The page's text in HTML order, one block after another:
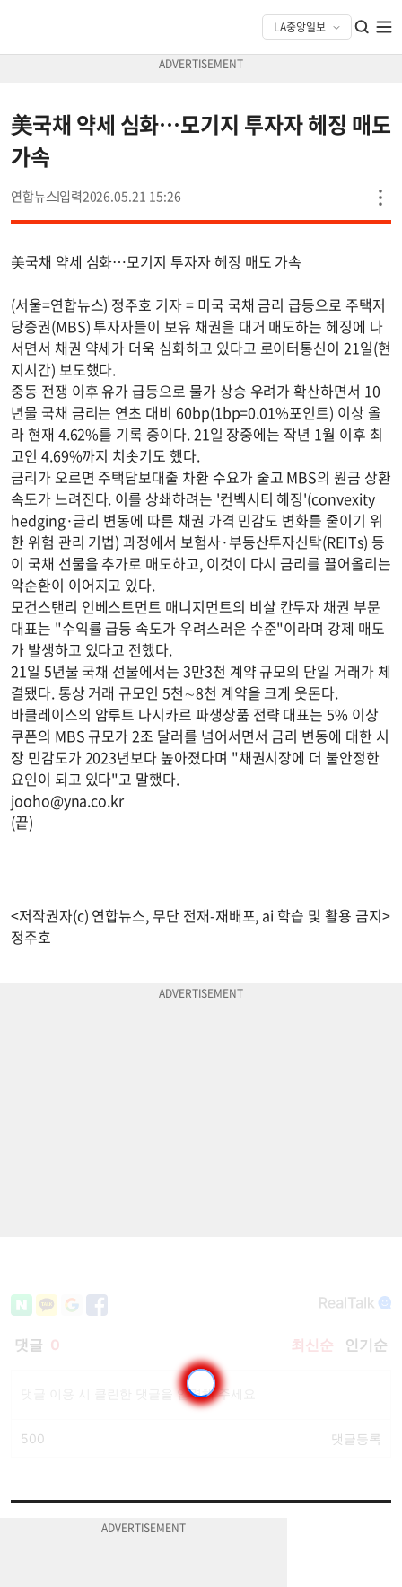
美국채 약세 심화…모기지 투자자 헤징 매도
가속
연합뉴스 2026.05.21 15:26
美국채 약세 심화…모기지 투자자 헤징 매도 가속
(서울=연합뉴스) 정주호 기자 = 미국 국채 금리 급등으로 주택저
당증권(MBS) 투자자들이 보유 채권을 대거 매도하는 헤징에 나
서면서 채권 약세가 더욱 심화하고 있다고 로이터통신이 21일(현
지시간) 보도했다.
중동 전쟁 이후 유가 급등으로 물가 상승 우려가 확산하면서 10
년물 국채 금리는 연초 대비 60bp(1bp=0.01%포인트) 이상 올
라 현재 4.62%를 기록 중이다. 21일 장중에는 작년 1월 이후 최
고인 4.69%까지 치솟기도 했다.
금리가 오르면 주택담보대출 차환 수요가 줄고 MBS의 원금 상환
속도가 느려진다. 이를 상쇄하려는 '컨벡시티 헤징'(convexity
hedging·금리 변동에 따른 채권 가격 민감도 변화를 줄이기 위
한 위험 관리 기법) 과정에서 보험사·부동산투자신탁(REITs) 등
이 국채 선물을 추가로 매도하고, 이것이 다시 금리를 끌어올리는
악순환이 이어지고 있다.
모건스탠리 인베스트먼트 매니지먼트의 비샬 칸두자 채권 부문
대표는 "수익률 급등 속도가 우려스러운 수준"이라며 강제 매도
가 발생하고 있다고 전했다.
21일 5년물 국채 선물에서는 3만3천 계약 규모의 단일 거래가 체
결됐다. 통상 거래 규모인 5천∼8천 계약을 크게 웃돈다.
바클레이스의 암루트 나시카르 파생상품 전략 대표는 5% 이상
쿠폰의 MBS 규모가 2조 달러를 넘어서면서 금리 변동에 대한 시
장 민감도가 2023년보다 높아졌다며 "채권시장에 더 불안정한
요인이 되고 있다"고 말했다.
jooho@yna.co.kr
(끝)
<저작권자(c) 연합뉴스, 무단 전재-재배포, ai 학습 및 활용 금지>
정주호